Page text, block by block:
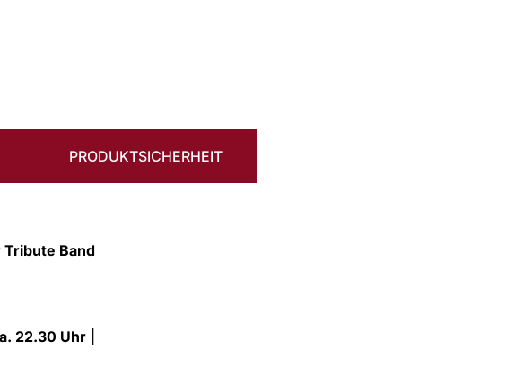
PRODUKTSICHERHEIT
Tribute Band
22.30 Uhr